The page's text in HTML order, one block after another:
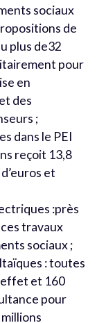
sociaux
de
plus de32
pour
en
des
;
dans le PEI
reçoit 13,8
et
:près
travaux
sociaux ;
: toutes
effet et 160
pour